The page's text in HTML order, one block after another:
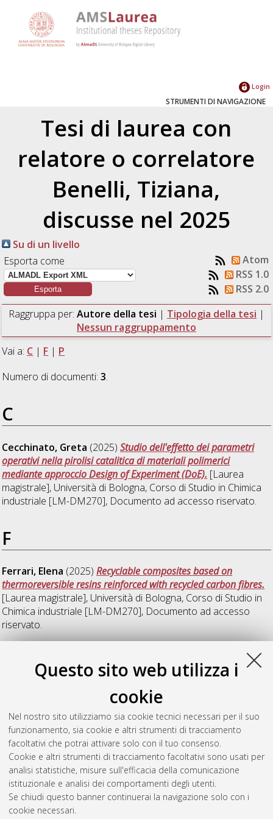
Questo sito web utilizza i
cookie
Nel nostro sito utilizziamo sia cookie tecnici necessari per il suo
funzionamento, sia cookie e altri strumenti di tracciamento
facoltativi che potrai attivare solo con il tuo consenso.
Cookie e altri strumenti di tracciamento facoltativi sono usati per
analisi statistiche, misure sull'efficacia della comunicazione
istituzionale e analisi dei comportamenti degli utenti.
Se chiudi questo banner continuerai la navigazione solo con i
cookie necessari.
Login
STRUMENTI DI NAVIGAZIONE
Tesi di laurea con
relatore o correlatore
Benelli, Tiziana,
discusse nel 2025
Su di un livello
Esporta come
Atom
RSS 1.0
RSS 2.0
Raggruppa per: Autore della tesi | Tipologia della tesi |
Nessun raggruppamento
Vai a: C | F | P
Numero di documenti:3.
C
Cecchinato, Greta (2025)Studio dell'effetto dei parametri
operativi nella pirolisi catalitica di materiali polimerici
mediante approccio Design of Experiment (DoE). [Laurea
magistrale], Università di Bologna, Corso di Studio in Chimica
industriale [LM-DM270], Documento ad accesso riservato.
F
Ferrari, Elena (2025)Recyclable composites based on
thermoreversible resins reinforced with recycled carbon fibres.
[Laurea magistrale], Università di Bologna, Corso di Studio in
Chimica industriale [LM-DM270], Documento ad accesso
riservato.
Caratterizzazione di materie plastiche
solidi/liquidi/gassosi.[Laurea magistrale], Università di
Bologna, Corso di Studio in Chimica industriale [LM-DM270]
Documento ad accesso riservato.
Questa lista e' stata generata ilThu Aug 6 09:44:01 2026
CEST